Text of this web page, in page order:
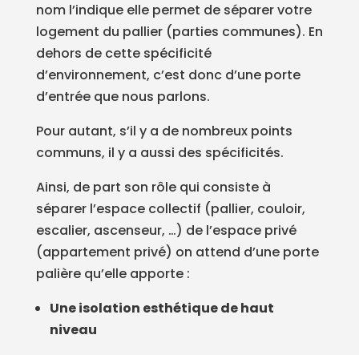
nom l’indique elle permet de séparer votre
logement du pallier (parties communes). En
dehors de cette spécificité
d’environnement, c’est donc d’une porte
d’entrée que nous parlons.
Pour autant, s’il y a de nombreux points
communs, il y a aussi des spécificités.
Ainsi, de part son rôle qui consiste à
séparer l’espace collectif (pallier, couloir,
escalier, ascenseur, …) de l’espace privé
(appartement privé) on attend d’une porte
palière qu’elle apporte :
Une isolation esthétique de haut
niveau